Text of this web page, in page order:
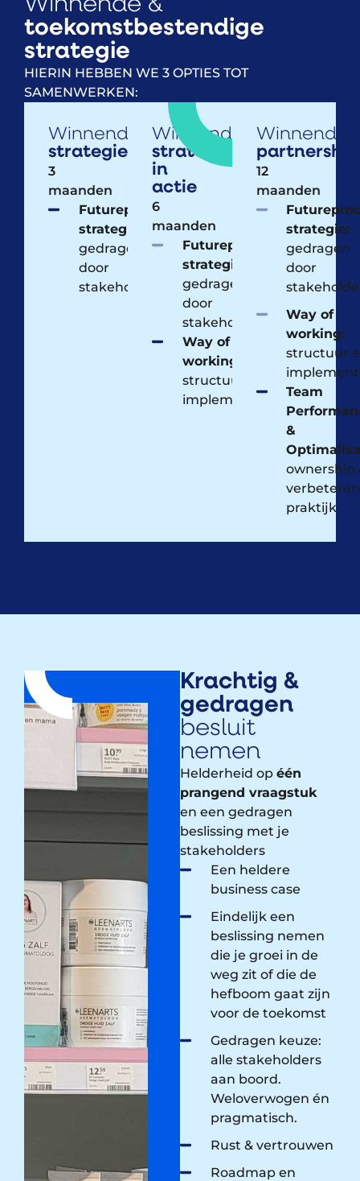
Winnende &
toekomstbestendige
strategie
HIERIN HEBBEN WE 3 OPTIES TOT
SAMENWERKEN:
Winnende
strategie
3
maanden
Futureproof
strategie:
gedragen
door
stakeholders​
Winnende
strategie
in
actie
6
maanden
Futureproof
strategie:
gedragen
door
stakeholders​
Way of
working:
structuur en
implementatie​
Winnend
partnership
12
maanden
strategie:
gedragen
door
Way of
working:
structuur
Team
&
ownership
praktijk
Krachtig &
gedragen
besluit
nemen
Helderheid op één
prangend vraagstuk
en een gedragen
beslissing met je
stakeholders
Een heldere
business case
Eindelijk een
beslissing nemen
die je groei in de
weg zit of die de
hefboom gaat zijn
voor de toekomst
Gedragen keuze:
alle stakeholders
aan boord.
Weloverwogen én
pragmatisch.
Rust & vertrouwen​
Roadmap en